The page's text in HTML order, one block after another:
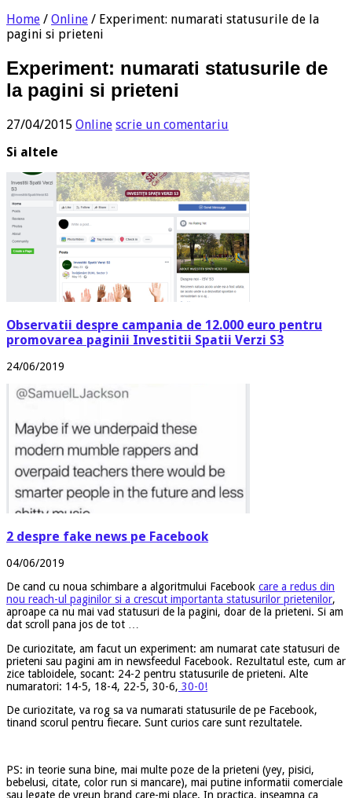
Home / Online / Experiment: numarati statusurile de la
pagini si prieteni
Experiment: numarati statusurile de
la pagini si prieteni
27/04/2015 Online scrie un comentariu
Si altele
Observatii despre campania de 12.000 euro pentru
promovarea paginii Investitii Spatii Verzi S3
24/06/2019
2 despre fake news pe Facebook
04/06/2019
De cand cu noua schimbare a algoritmului Facebook care a redus din
nou reach-ul paginilor si a crescut importanta statusurilor prietenilor,
aproape ca nu mai vad statusuri de la pagini, doar de la prieteni. Si am
dat scroll pana jos de tot …
De curiozitate, am facut un experiment: am numarat cate statusuri de
prieteni sau pagini am in newsfeedul Facebook. Rezultatul este, cum ar
zice tabloidele, socant: 24-2 pentru statusurile de prieteni. Alte
numaratori: 14-5, 18-4, 22-5, 30-6, 30-0!
De curiozitate, va rog sa va numarati statusurile de pe Facebook,
tinand scorul pentru fiecare. Sunt curios care sunt rezultatele.
PS: in teorie suna bine, mai multe poze de la prieteni (yey, pisici,
bebelusi, citate, color run si mancare), mai putine informatii comerciale
sau legate de vreun brand care-mi place. In practica, inseamna ca